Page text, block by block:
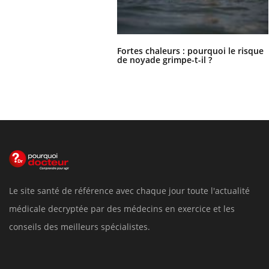
Fortes chaleurs : pourquoi le risque
de noyade grimpe-t-il ?
Le site santé de référence avec chaque jour toute l'actualité
médicale decryptée par des médecins en exercice et les
conseils des meilleurs spécialistes.